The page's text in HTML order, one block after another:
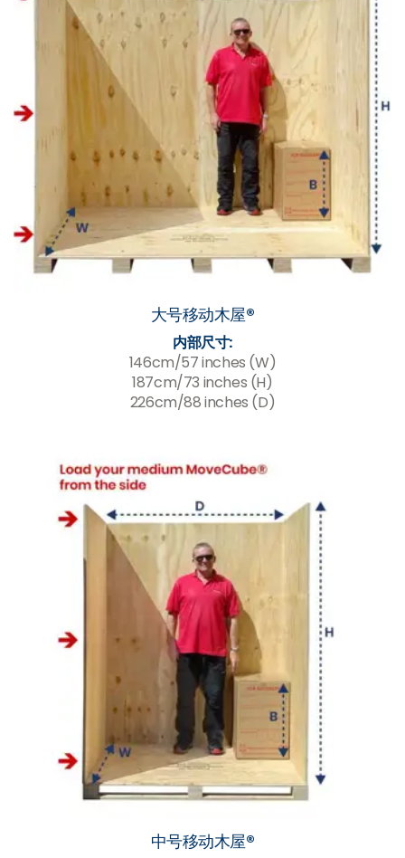
大号移动木屋®
内部尺寸:
146cm/57 inches (W)
187cm/73 inches (H)
226cm/88 inches (D)
中号移动木屋®